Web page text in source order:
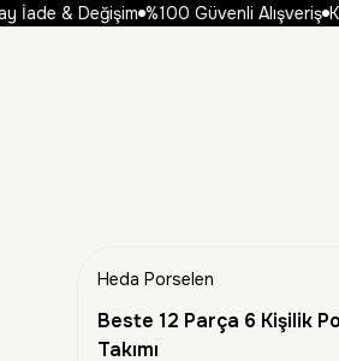
İade & Değişim %100 Güvenli Alışveriş
Heda Porselen
Beste 12 Parça 6 Kişilik
Takımı